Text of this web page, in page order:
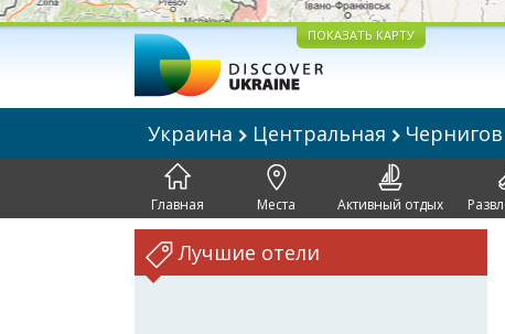
ПОКАЗАТЬ КАРТУ
Украина Центральная Чернигов
Главная Места Активный отдых
Лучшие отели